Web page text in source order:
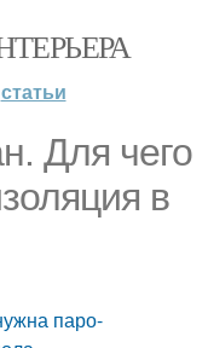
статьи
Для чего
в
паро-